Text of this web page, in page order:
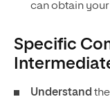
can obtain
Specific
Understand